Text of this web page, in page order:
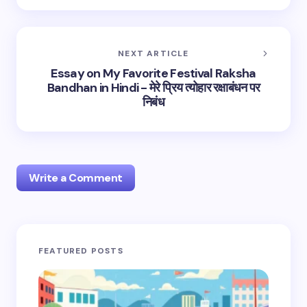
NEXT ARTICLE
Essay on My Favorite Festival Raksha
Bandhan in Hindi - मेरे प्रिय त्योहार रक्षाबंधन पर
निबंध
Write a Comment
Your email address will not be published.
Name *
FEATURED POSTS